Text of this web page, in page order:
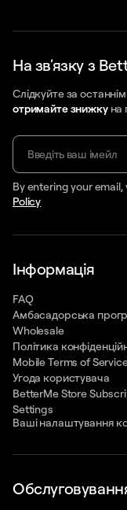
На звʼязку з
Слідкуйте за
отримайте знижку на
By entering your
Policy
Інформація
FAQ
Амбасадорська
Wholesale
Політика
Mobile Terms of
Угода користувача
BetterMe Store
Settings
Ваші налаштування